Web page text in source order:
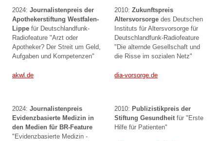
2024: Journalistenpreis der
Apothekerstiftung Westfalen-
Lippe für Deutschlandfunk-
Radiofeature "Arzt oder
Apotheker? Der Streit um Geld,
Aufgaben und Kompetenzen"
akwl.de
2010:Zukunftspreis
Altersvorsorge des Deutschen
Instituts für Altersvorsorge für
Deutschlandfunk-Radiofeature
"Die alternde Gesellschaft und
die Risse im sozialen Netz"
dia-vorsorge.de
2024: Journalistenpreis
Evidenzbasierte Medizin in
den Medien für BR-Feature
"Evidenzbasierte Medizin -
2010: Publizistikpreis der
Stiftung Gesundheit für "Erste
Hilfe für Patienten"